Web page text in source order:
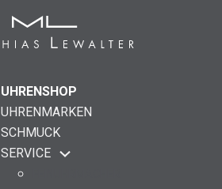
UHRENSHOP
UHRENMARKEN
SCHMUCK
SERVICE